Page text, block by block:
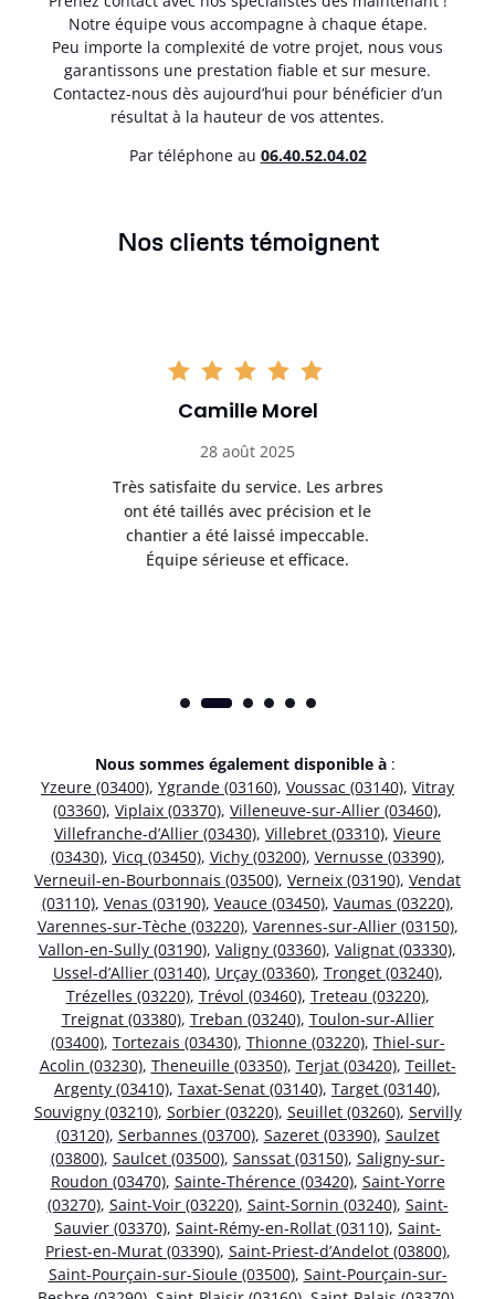
Notre équipe vous accompagne à chaque étape.
Peu importe la complexité de votre projet, nous vous
garantissons une prestation fiable et sur mesure.
Contactez-nous dès aujourd’hui pour bénéficier d’un
résultat à la hauteur de vos attentes.
Par téléphone au 06.40.52.04.02
Nos clients témoignent
Camille Morel
28 août 2025
Très satisfaite du service. Les arbres
ont été taillés avec précision et le
chantier a été laissé impeccable.
Équipe sérieuse et efficace.
Nous sommes également disponible à :
Yzeure (03400), Ygrande (03160), Voussac (03140), Vitray
(03360), Viplaix (03370), Villeneuve-sur-Allier (03460),
Villefranche-d’Allier (03430), Villebret (03310), Vieure
(03430), Vicq (03450), Vichy (03200), Vernusse (03390),
Verneuil-en-Bourbonnais (03500), Verneix (03190), Vendat
(03110), Venas (03190), Veauce (03450), Vaumas (03220),
Varennes-sur-Tèche (03220), Varennes-sur-Allier (03150),
Vallon-en-Sully (03190), Valigny (03360), Valignat (03330),
Ussel-d’Allier (03140), Urçay (03360), Tronget (03240),
Trézelles (03220), Trévol (03460), Treteau (03220),
Treignat (03380), Treban (03240), Toulon-sur-Allier
(03400), Tortezais (03430), Thionne (03220), Thiel-sur-
Acolin (03230), Theneuille (03350), Terjat (03420), Teillet-
Argenty (03410), Taxat-Senat (03140), Target (03140),
Souvigny (03210), Sorbier (03220), Seuillet (03260), Servilly
(03120), Serbannes (03700), Sazeret (03390), Saulzet
(03800), Saulcet (03500), Sanssat (03150), Saligny-sur-
Roudon (03470), Sainte-Thérence (03420), Saint-Yorre
(03270), Saint-Voir (03220), Saint-Sornin (03240), Saint-
Sauvier (03370), Saint-Rémy-en-Rollat (03110), Saint-
Priest-en-Murat (03390), Saint-Priest-d’Andelot (03800),
Saint-Pourçain-sur-Sioule (03500), Saint-Pourçain-sur-